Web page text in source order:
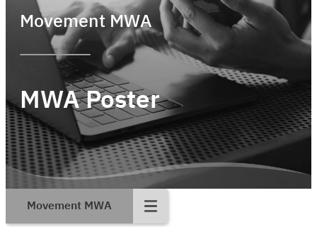
Movement MWA
MWA Poster
Movement MWA